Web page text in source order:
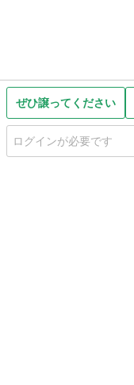
ぜひ譲ってください